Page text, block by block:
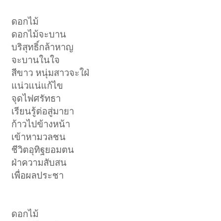
ดอกไม้
ดอกไม้จะบาน
บริสุทธิ์กล้าหาญ
จะบานในใจ
สีขาว หนุ่มสาวจะใฝ่
แน่วแน่แก้ไข
จุดไฟศรัทธา
เรียนรู้ต่อสู่มายา
ก้าวไปข้างหน้า
เข้าหามวลชน
ชีวิตอุทิฐยอมตน
ฝ่าความสับสน
เพื่อผลประชา
ดอกไม้